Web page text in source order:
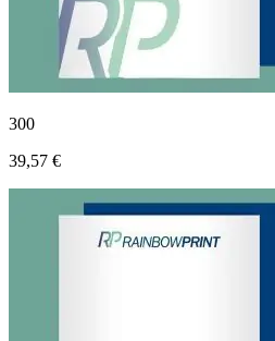
300
39,57 €